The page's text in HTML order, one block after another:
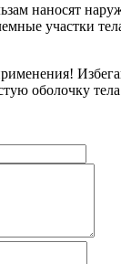
наносят
участки
оболочку